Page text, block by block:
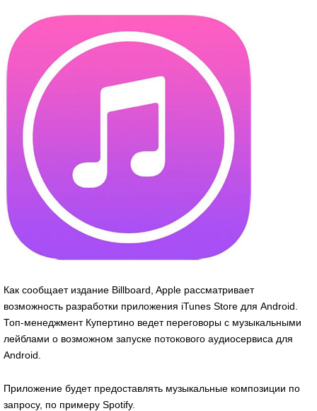
Как сообщает издание Billboard, Apple рассматривает
возможность разработки приложения iTunes Store для Android.
Топ-менеджмент Купертино ведет переговоры с музыкальными
лейблами о возможном запуске потокового аудиосервиса для
Android.
Приложение будет предоставлять музыкальные композиции по
запросу, по примеру Spotify.